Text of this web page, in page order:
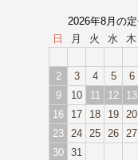
2026年8月の定
日
月 火 水 木
2
3 4 5 6
9
10 11 12 13
16
17 18 19 20
23 24 25 26 27
30 31